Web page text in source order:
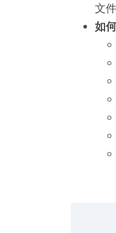
文
如